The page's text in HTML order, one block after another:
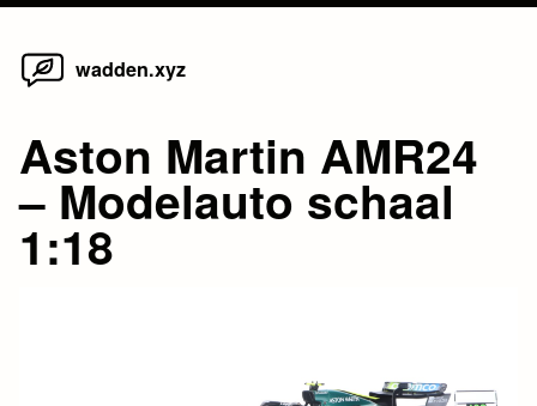
Skip
wadden.xyz
Aston Martin AMR24
– Modelauto schaal
1:18